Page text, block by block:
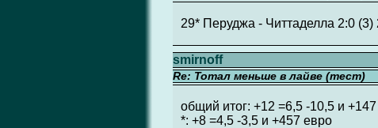
29* Перуджа - Читтаделла 2:0 (3)
smirnoff
Re: Тотал меньше в лайве (тест)
общий итог: +12 =6,5 -10,5 и
*: +8 =4,5 -3,5 и +457 евро